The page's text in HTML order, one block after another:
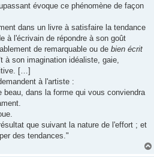
évoque ce phénomène de façon
dans un livre à satisfaire la tendance
à l'écrivain de répondre à son goût
de remarquable ou de bien écrit
à son imagination idéaliste, gaie,
[…]
à l'artiste :
dans la forme qui vous conviendra
que suivant la nature de l'effort ; et
des tendances."